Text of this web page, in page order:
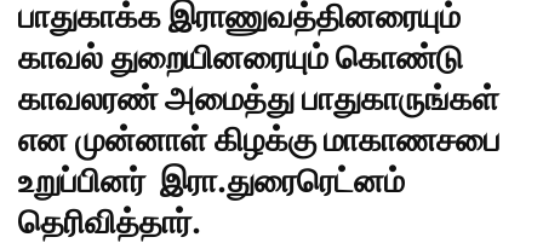
பாதுகாக்க இராணுவத்தினரையும்
காவல் துறையினரையும் கொண்டு
காவலரண் அமைத்து பாதுகாருங்கள்
என முன்னாள் கிழக்கு மாகாணசபை
உறுப்பினர் இரா.துரைரெட்னம்
தெரிவித்தார்.